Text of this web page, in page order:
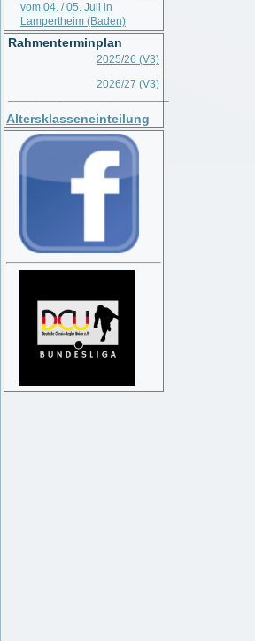
vom 04. / 05. Juli in
Lampertheim (Baden)
Rahmenterminplan
2025/26 (V3)
2026/27 (V3)
Altersklasseneinteilung